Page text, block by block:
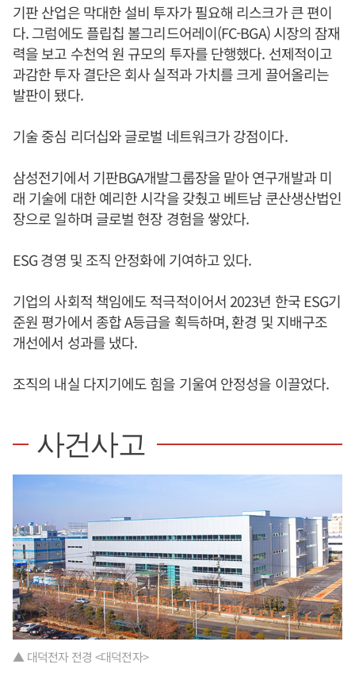
기판 산업은 막대한 설비 투자가 필요해 리스크가 큰 편이
다. 그럼에도 플립칩 볼그리드어레이(FC-BGA) 시장의 잠재
력을 보고 수천억 원 규모의 투자를 단행했다. 선제적이고
과감한 투자 결단은 회사 실적과 가치를 크게 끌어올리는
발판이 됐다.
기술 중심 리더십와 글로벌 네트워크가 강점이다.
삼성전기에서 기판BGA개발그룹장을 맡아 연구개발과 미
래 기술에 대한 예리한 시각을 갖췄고 베트남 쿤산생산법인
장으로 일하며 글로벌 현장 경험을 쌓았다.
ESG 경영 및 조직 안정화에 기여하고 있다.
기업의 사회적 책임에도 적극적이어서 2023년 한국 ESG기
준원 평가에서 종합 A등급을 획득하며, 환경 및 지배구조
개선에서 성과를 냈다.
조직의 내실 다지기에도 힘을 기울여 안정성을 이끌었다.
사건사고
▲ 대덕전자 전경 <대덕전자>